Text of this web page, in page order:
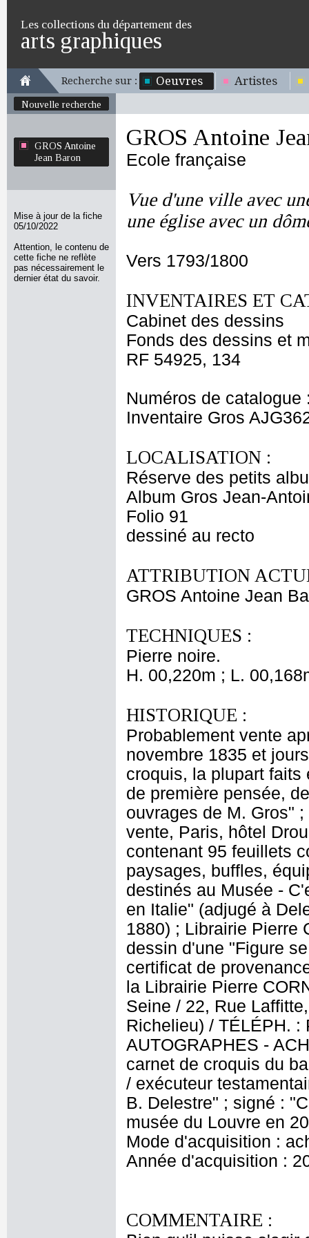
Les collections du département des
arts graphiques
Recherche sur : Oeuvres Artistes
Nouvelle recherche
GROS Antoine
Jean Baron
Mise à jour de la fiche
05/10/2022
Attention, le contenu de
cette fiche ne reflète
pas nécessairement le
dernier état du savoir.
GROS Antoine
Ecole française
Vue d'une ville avec
une église avec un
Vers 1793/1800
INVENTAIRES ET
Cabinet des dessins
Fonds des dessins et
RF 54925, 134
Numéros de catalogue
Inventaire Gros
LOCALISATION :
Réserve des petits
Album Gros Jean-
Folio 91
dessiné au recto
ATTRIBUTION
GROS Antoine Jean
TECHNIQUES :
Pierre noire.
H. 00,220m ; L.
HISTORIQUE :
Probablement vente
novembre 1835 et
croquis, la plupart faits
de première pensée,
ouvrages de M. Gros"
vente, Paris, hôtel
contenant 95 feuillets
paysages, buffles,
destinés au Musée -
en Italie" (adjugé à
1880) ; Librairie Pierre
dessin d'une "Figure
certificat de
la Librairie Pierre
Seine / 22, Rue
Richelieu) / TÉLÉPH. :
AUTOGRAPHES -
carnet de croquis du
/ exécuteur
B. Delestre" ; signé :
musée du Louvre en
Mode d'acquisition :
Année d'acquisition :
COMMENTAIRE :